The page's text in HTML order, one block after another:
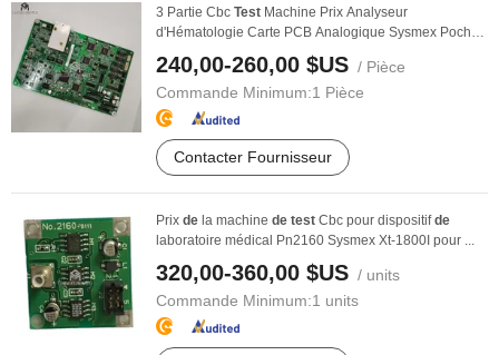
3 Partie Cbc Test Machine Prix Analyseur
d'Hématologie Carte PCB Analogique Sysmex Poch-
240,00-260,00 $US / Pièce
Commande Minimum:1 Pièce
Contacter Fournisseur
Prix de la machine de test Cbc pour dispositifde
laboratoire médical Pn2160 Sysmex Xt-1800I pour ...
320,00-360,00 $US / units
Commande Minimum:1 units